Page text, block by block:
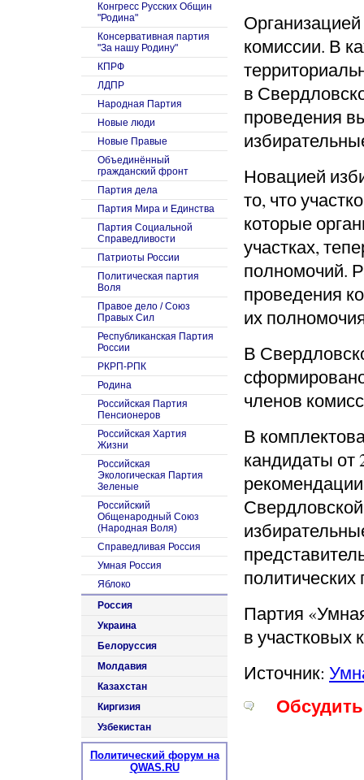
комиссии. В
в
проведения
Новацией
то, что
которые
участках,
полномочий.
проведения
их
В
членов
В
кандидаты от
политических
Партия
в участковых
Источник:
Конгресс Русских Общин
"Родина"
Консервативная партия
"За нашу Родину"
КПРФ
ЛДПР
Народная Партия
Новые люди
Новые Правые
Объединённый
гражданский фронт
Партия дела
Партия Мира и Единства
Партия Социальной
Справедливости
Патриоты России
Политическая партия
Воля
Правое дело / Союз
Правых Сил
Республиканская Партия
России
РКРП-РПК
Родина
Российская Партия
Пенсионеров
Российская Хартия
Жизни
Российская
Экологическая Партия
Зеленые
Российский
Общенародный Союз
(Народная Воля)
Справедливая Россия
Умная Россия
Яблоко
Россия
Украина
Белоруссия
Молдавия
Казахстан
Киргизия
Узбекистан
Политический форум на
QWAS.RU